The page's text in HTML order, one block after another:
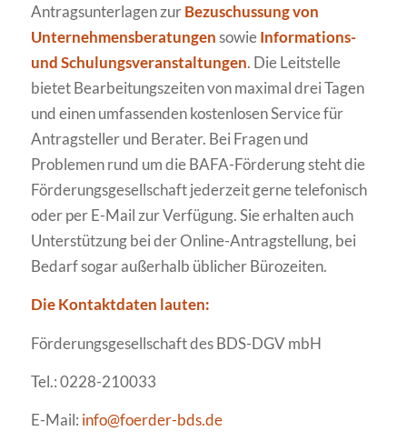
Antragsunterlagen zurBezuschussung von
UnternehmensberatungensowieInformations-
und Schulungsveranstaltungen. Die Leitstelle
bietet Bearbeitungszeiten von maximal drei Tagen
und einen umfassenden kostenlosen Service für
Antragsteller und Berater. Bei Fragen und
Problemen rund um die BAFA-Förderung steht die
Förderungsgesellschaft jederzeit gerne telefonisch
oder per E-Mail zur Verfügung. Sie erhalten auch
Unterstützung bei der Online-Antragstellung, bei
Bedarf sogar außerhalb üblicher Bürozeiten.
Die Kontaktdaten lauten:
Förderungsgesellschaft des BDS-DGV mbH
Tel.: 0228-210033
E-Mail: info@foerder-bds.de